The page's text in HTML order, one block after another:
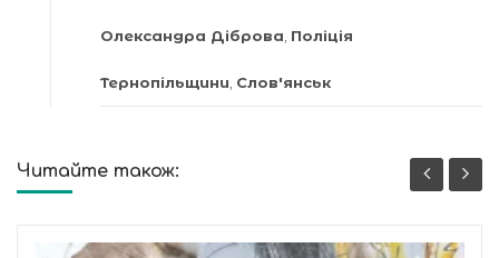
Олександра Діброва Поліція
Тернопільщини Слов'янськ
Читайте також: